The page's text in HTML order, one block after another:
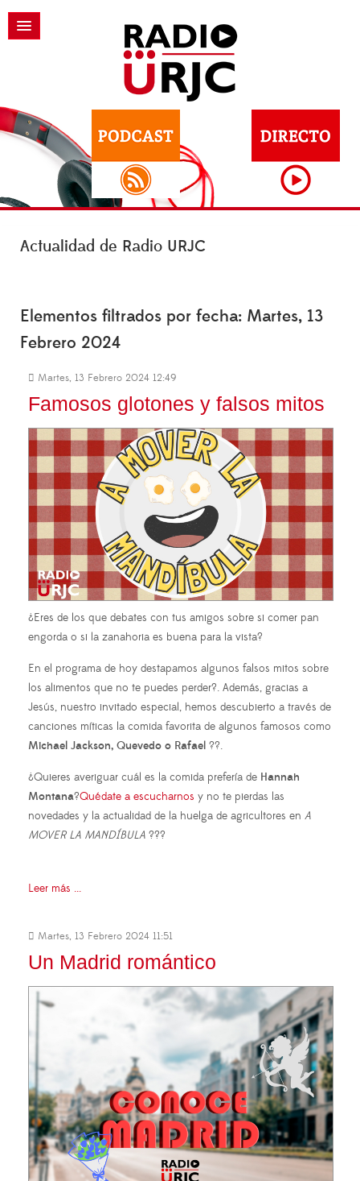
Actualidad de Radio URJC
Elementos filtrados por fecha: Martes, 13
Febrero 2024
Martes, 13 Febrero 2024 12:49
Famosos glotones y falsos mitos
¿Eres de los que debates con tus amigos sobre si comer pan
engorda o si la zanahoria es buena para la vista?
En el programa de hoy destapamos algunos falsos mitos sobre
los alimentos que no te puedes perder?. Además, gracias a
Jesús, nuestro invitado especial, hemos descubierto a través de
canciones míticas la comida favorita de algunos famosos como
Michael Jackson, Quevedo o Rafael ??.
¿Quieres averiguar cuál es la comida prefería de Hannah
Montana?Quédate a escucharnos y no te pierdas las
novedades y la actualidad de la huelga de agricultores en A
MOVER LA MANDÍBULA ???
Leer más ...
Martes, 13 Febrero 2024 11:51
Un Madrid romántico